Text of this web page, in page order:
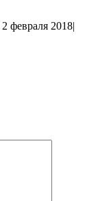
2 февраля 2018|